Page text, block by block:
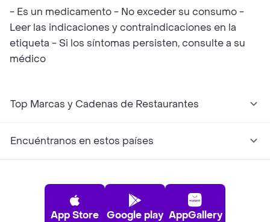
- Es un medicamento - No exceder su consumo -
Leer las indicaciones y contraindicaciones en la
etiqueta - Si los síntomas persisten, consulte a su
médico
Top Marcas y Cadenas de Restaurantes
Encuéntranos en estos países
App Store Google play AppGallery